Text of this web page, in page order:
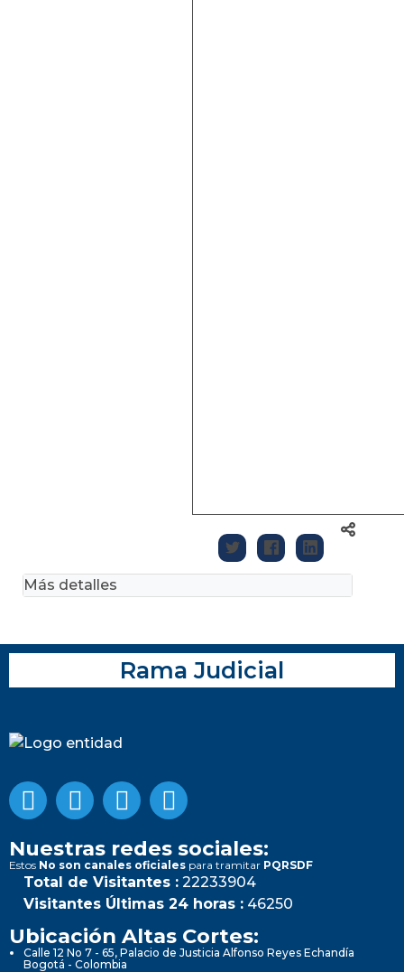
Más detalles
Rama Judicial
Nuestras redes sociales:
Estos No son canales oficiales para tramitar PQRSDF
Total de Visitantes : 22233904
Visitantes Últimas 24 horas : 46250
Ubicación Altas Cortes:
Calle 12 No 7 - 65, Palacio de Justicia Alfonso Reyes Echandía
Bogotá - Colombia